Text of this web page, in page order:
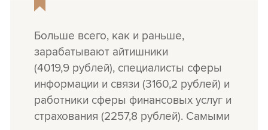
Больше всего, как и раньше,
зарабатывают айтишники
(4019,9 рублей), специалисты сферы
информации и связи (3160,2 рублей) и
работники сферы финансовых услуг и
страхования (2257,8 рублей). Самыми